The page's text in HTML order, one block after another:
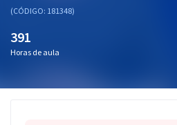
Questões grátis
(CÓDIGO: 181348)
391
Horas de aula